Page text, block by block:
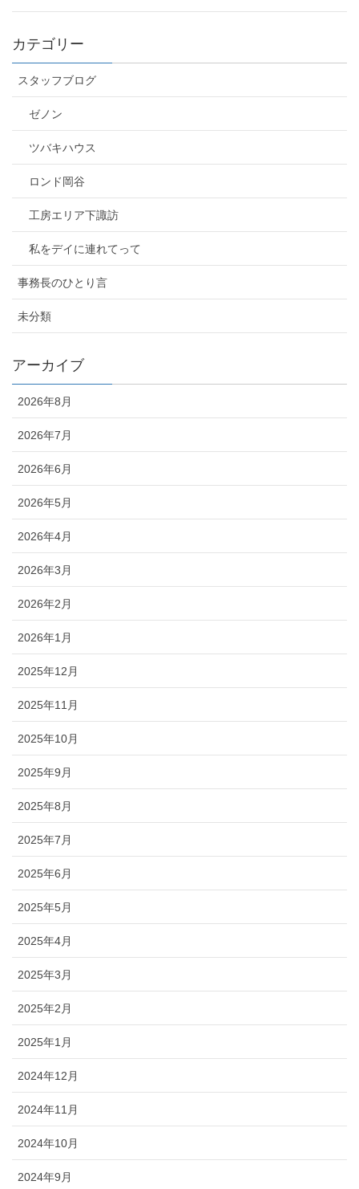
カテゴリー
スタッフブログ
ゼノン
ツバキハウス
ロンド岡谷
工房エリア下諏訪
私をデイに連れてって
事務長のひとり言
未分類
アーカイブ
2026年8月
2026年7月
2026年6月
2026年5月
2026年4月
2026年3月
2026年2月
2026年1月
2025年12月
2025年11月
2025年10月
2025年9月
2025年8月
2025年7月
2025年6月
2025年5月
2025年4月
2025年3月
2025年2月
2025年1月
2024年12月
2024年11月
2024年10月
2024年9月